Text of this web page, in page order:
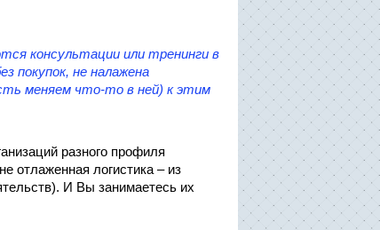
консультации или тренинги в
покупок, не налажена
меняем что-то в ней) к этим
разного профиля
отлаженная логистика – из
И Вы занимаетесь их